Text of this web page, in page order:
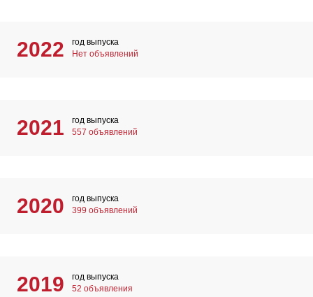
2022
год выпуска
Нет объявлений
2021
год выпуска
557 объявлений
2020
год выпуска
399 объявлений
2019
год выпуска
52 объявления